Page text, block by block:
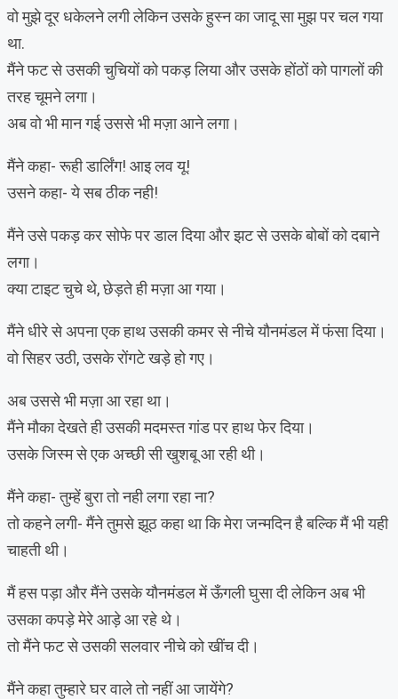
वो मुझे दूर धकेलने लगी लेकिन उसके हुस्न का जादू सा मुझ पर चल गया
था.
मैंने फट से उसकी चुचियों को पकड़ लिया और उसके होंठों को पागलों की
तरह चूमने लगा।
अब वो भी मान गई उससे भी मज़ा आने लगा।
मैंने कहा- रूही डार्लिंग! आइ लव यू!
उसने कहा- ये सब ठीक नही!
मैंने उसे पकड़ कर सोफे पर डाल दिया और झट से उसके बोबों को दबाने
लगा।
क्या टाइट चुचे थे, छेड़ते ही मज़ा आ गया।
मैंने धीरे से अपना एक हाथ उसकी कमर से नीचे यौनमंडल में फंसा दिया।
वो सिहर उठी, उसके रोंगटे खड़े हो गए।
अब उससे भी मज़ा आ रहा था।
मैंने मौका देखते ही उसकी मदमस्त गांड पर हाथ फेर दिया।
उसके जिस्म से एक अच्छी सी खुशबू आ रही थी।
मैंने कहा- तुम्हें बुरा तो नही लगा रहा ना?
तो कहने लगी- मैंने तुमसे झूठ कहा था कि मेरा जन्मदिन है बल्कि मैं भी यही
चाहती थी।
मैं हस पड़ा और मैंने उसके यौनमंडल में ऊँगली घुसा दी लेकिन अब भी
उसका कपड़े मेरे आड़े आ रहे थे।
तो मैंने फट से उसकी सलवार नीचे को खींच दी।
मैंने कहा तुम्हारे घर वाले तो नहीं आ जायेंगे?